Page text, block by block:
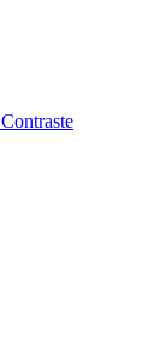
Contraste